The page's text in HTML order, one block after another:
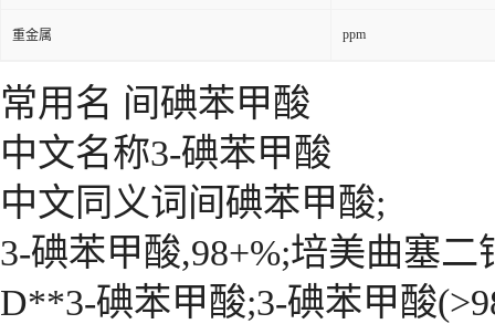
重金属 ppm
常用名 间碘苯甲酸
中文名称3-碘苯甲酸
中文同义词间碘苯甲酸;
3-碘苯甲酸,98+%;培美曲塞二
D**3-碘苯甲酸;3-碘苯甲酸